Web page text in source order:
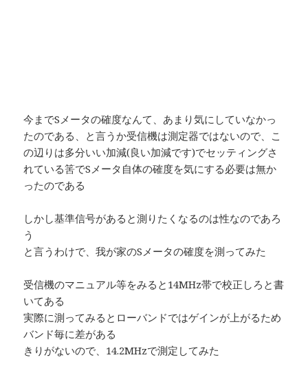
今までSメータの確度なんて、あまり気にしていなかっ
たのである、と言うか受信機は測定器ではないので、こ
の辺りは多分いい加減(良い加減です)でセッティングさ
れている筈でSメータ自体の確度を気にする必要は無か
ったのである
しかし基準信号があると測りたくなるのは性なのであろ
う
と言うわけで、我が家のSメータの確度を測ってみた
受信機のマニュアル等をみると14MHz帯で校正しろと書
いてある
実際に測ってみるとローバンドではゲインが上がるため
バンド毎に差がある
きりがないので、14.2MHzで測定してみた